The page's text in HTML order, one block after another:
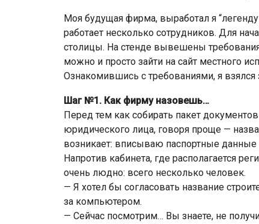
Моя будущая фирма, выработал я
работает несколько сотрудников. Для
столицы. На стенде вывешены
можно и просто зайти на сайт местного
Ознакомившись с требованиями, я взялся
Шаг №1. Как фирму назовешь…
Перед тем как собирать пакет
юридического лица, говоря проще —
возникает: вписываю паспортные данные
Напротив кабинета, где располагается
очень людно: всего несколько человек.
— Я хотел бы согласовать название
за компьютером.
— Сейчас посмотрим… Вы знаете, не